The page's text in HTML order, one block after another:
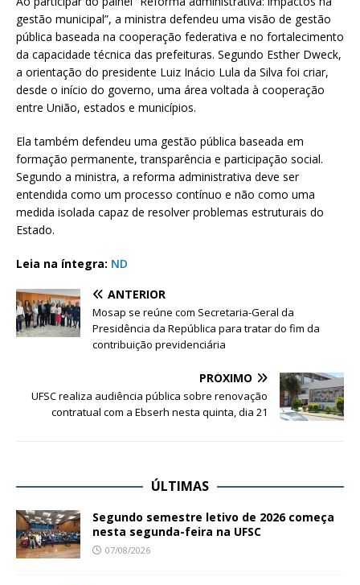
gestão municipal”, a ministra defendeu uma visão de gestão
pública baseada na cooperação federativa e no fortalecimento
da capacidade técnica das prefeituras. Segundo Esther Dweck,
a orientação do presidente Luiz Inácio Lula da Silva foi criar,
desde o início do governo, uma área voltada à cooperação
entre União, estados e municípios.
Ela também defendeu uma gestão pública baseada em
formação permanente, transparência e participação social.
Segundo a ministra, a reforma administrativa deve ser
entendida como um processo contínuo e não como uma
medida isolada capaz de resolver problemas estruturais do
Estado.
Leia na íntegra: ND
ANTERIOR
Mosap se reúne com Secretaria-Geral da
Presidência da República para tratar do fim da
contribuição previdenciária
PRÓXIMO
UFSC realiza audiência pública sobre renovação
contratual com a Ebserh nesta quinta, dia 21
ÚLTIMAS
Segundo semestre letivo de 2026 começa
nesta segunda-feira na UFSC
07/08/2026